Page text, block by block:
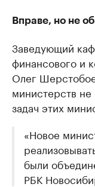
Вправе, но не
Заведующий
финансового и
Олег
министерств не
задач этих
«Новое
были
РБК